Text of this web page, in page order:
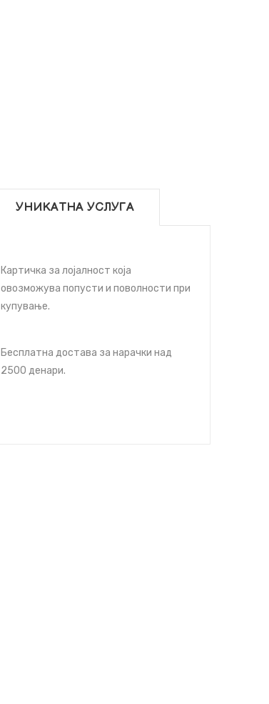
УНИКАТНА УСЛУГА
Картичка за лојалност која
овозможува попусти и поволности при
купување.
Бесплатна достава за нарачки над
2500 денари.